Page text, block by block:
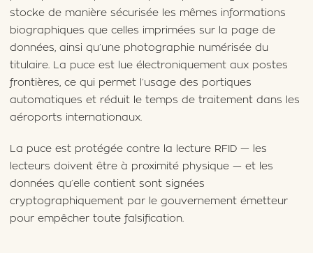
stocke de manière sécurisée les mêmes informations
biographiques que celles imprimées sur la page de
données, ainsi qu’une photographie numérisée du
titulaire. La puce est lue électroniquement aux postes
frontières, ce qui permet l’usage des portiques
automatiques et réduit le temps de traitement dans les
aéroports internationaux.
La puce est protégée contre la lecture RFID — les
lecteurs doivent être à proximité physique — et les
données qu’elle contient sont signées
cryptographiquement par le gouvernement émetteur
pour empêcher toute falsification.